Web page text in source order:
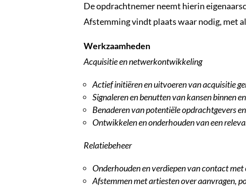
De opdrachtnemer neemt hierin
Afstemming vindt plaats waar nodig, met
Werkzaamheden
Acquisitie en netwerkontwikkeling
Actief initiëren en uitvoeren van acquisitie
Signaleren en benutten van kansen binnen
Benaderen van potentiële opdrachtgevers
Ontwikkelen en onderhouden van een
Relatiebeheer
Onderhouden en verdiepen van contact
Afstemmen met artiesten over aanvragen,